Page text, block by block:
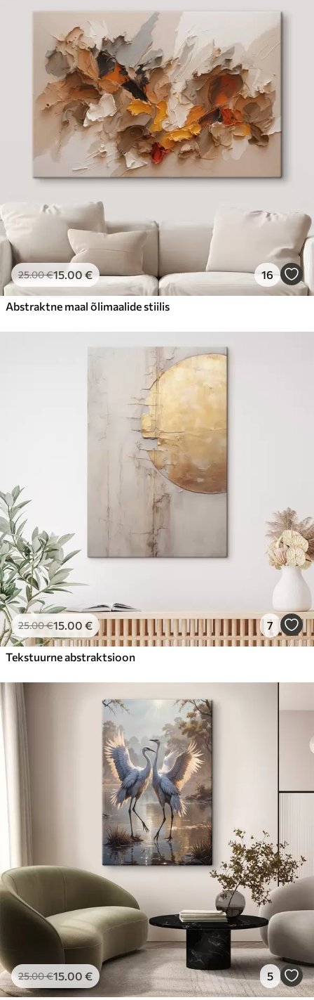
25.00€15.00€ 16
Abstraktne maal õlimaalide stiilis
25.00€15.00 € 7
Tekstuurne abstraktsioon
25.00€15.00 € 5